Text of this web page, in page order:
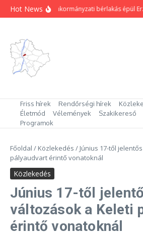
Ugrás a tartalomhoz
Hot News80 új önkormányzati bérlakás épül
Friss hírek Rendőrségi hírek
Életmód
Vélemények
Szakikereső
Programok
Főoldal / Közlekedés / Június 17-től
pályaudvart érintő vonatoknál
Közlekedés
Június 17-től
változások a Keleti
érintő vonatoknál